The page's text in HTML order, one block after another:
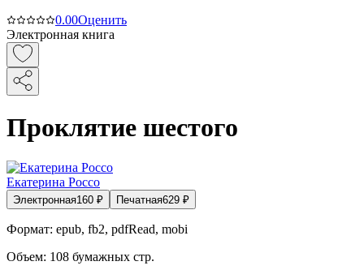
0.00Оценить
Электронная книга
Проклятие шестого
Екатерина Россо
Электронная160 ₽ Печатная629 ₽
Формат: epub, fb2, pdfRead, mobi
Объем: 108 бумажных стр.